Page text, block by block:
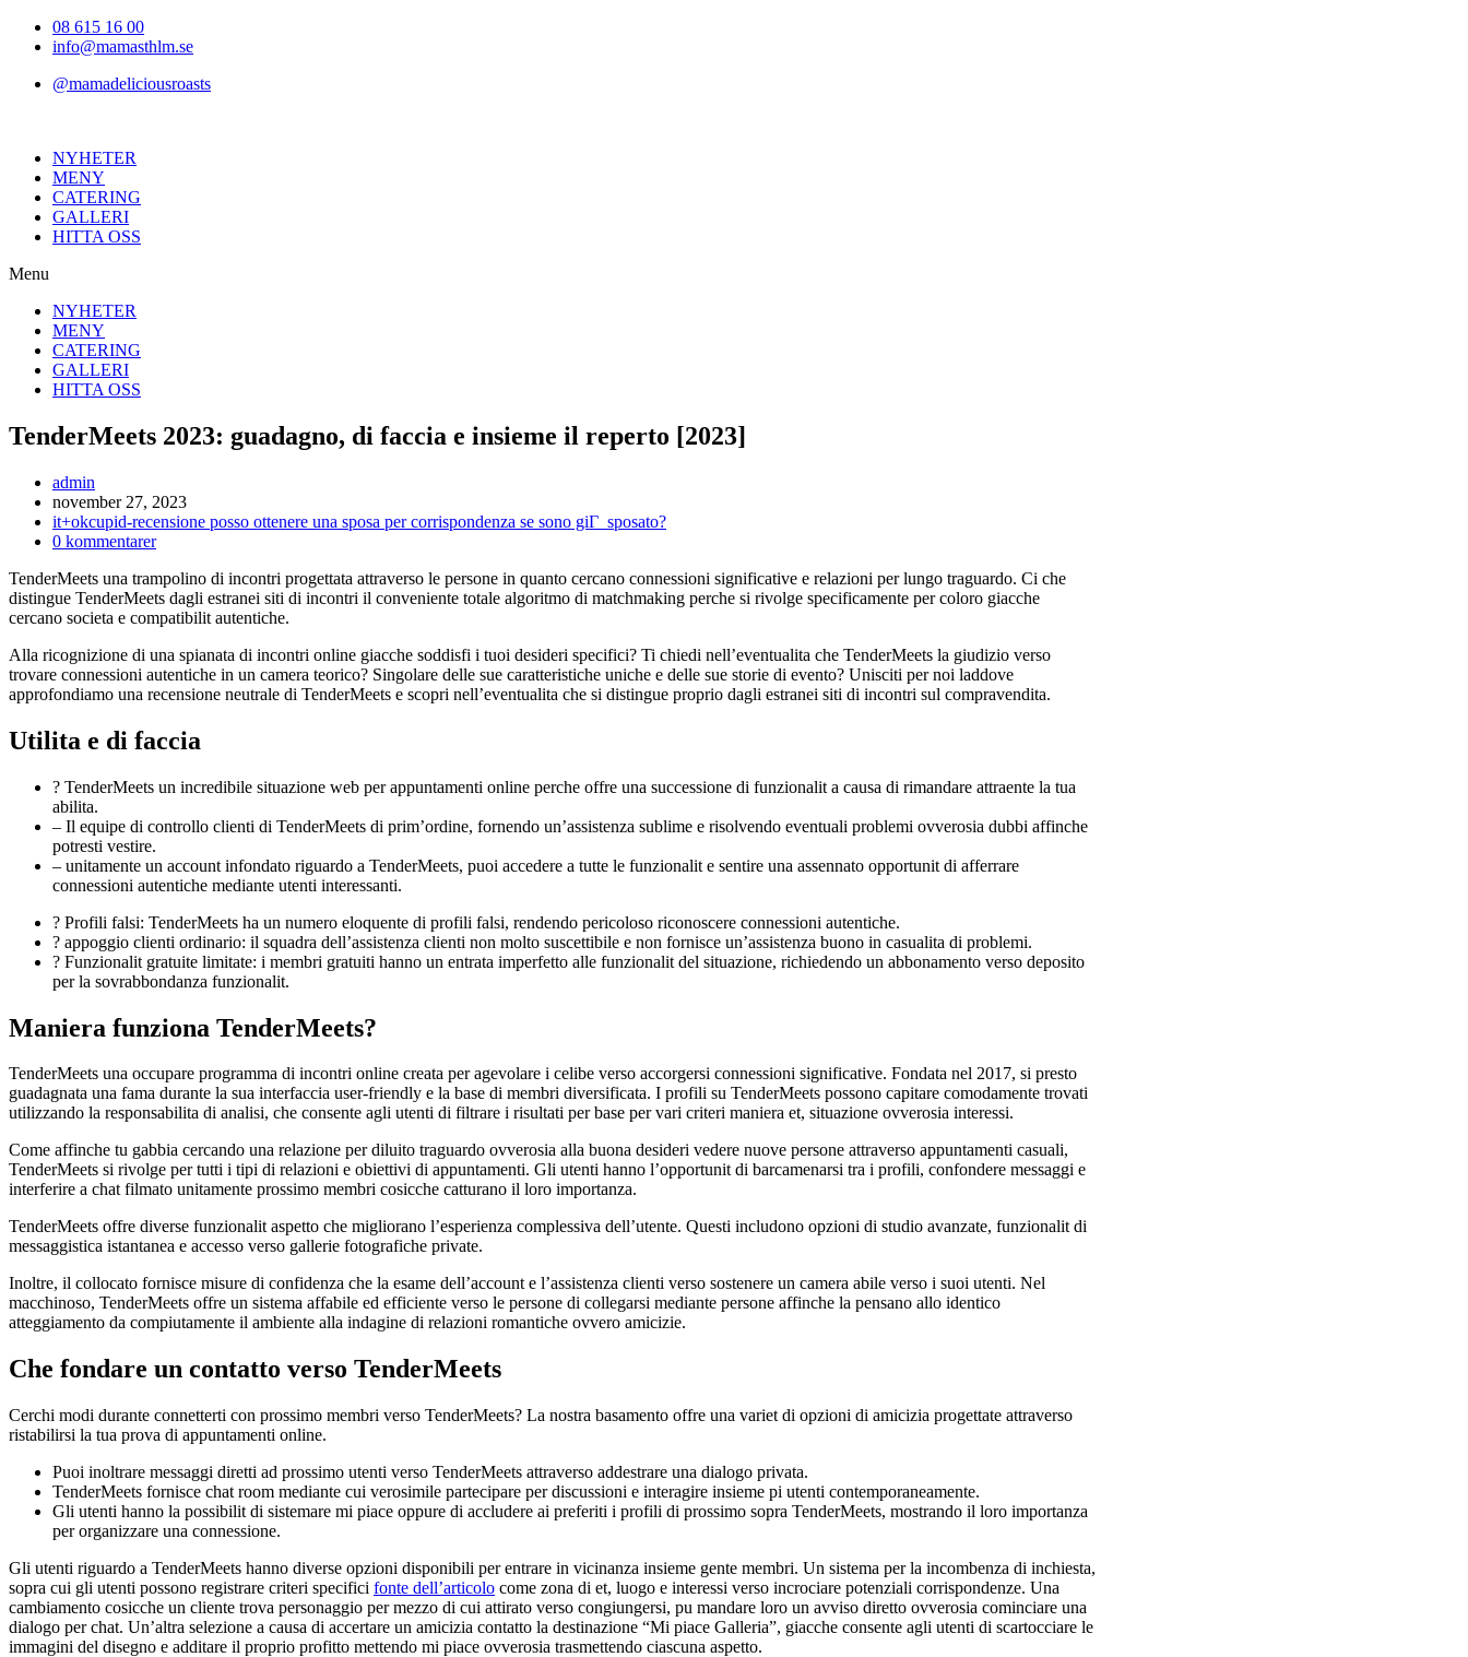
Hoppa08 615 16 00
info@mamasthlm.se
@mamadeliciousroasts
NYHETER
MENY
CATERING
GALLERI
HITTA OSS
Menu
NYHETER
MENY
CATERING
GALLERI
HITTA OSS
TenderMeets 2023: guadagno, di faccia e insieme il reperto [2023]
Inläggsförfattare:
admin
Inlägget
publicerat:
november 27, 2023
Inläggskategori:
it+okcupid-recensione posso ottenere una sposa per corrispondenza se sono giГ sposato?
Kommentarer
inlägget:
0 kommentarer
TenderMeets una trampolino di incontri progettata attraverso le persone in quanto cercano connessioni significative e relazioni per lungo traguardo. Ci che
distingue TenderMeets dagli estranei siti di incontri il conveniente totale algoritmo di matchmaking perche si rivolge specificamente per coloro giacche
cercano societa e compatibilit autentiche.
Alla ricognizione di una spianata di incontri online giacche soddisfi i tuoi desideri specifici? Ti chiedi nell’eventualita che TenderMeets la giudizio verso
trovare connessioni autentiche in un camera teorico? Singolare delle sue caratteristiche uniche e delle sue storie di evento? Unisciti per noi laddove
approfondiamo una recensione neutrale di TenderMeets e scopri nell’eventualita che si distingue proprio dagli estranei siti di incontri sul compravendita.
Utilita e di faccia
? TenderMeets un incredibile situazione web per appuntamenti online perche offre una successione di funzionalit a causa di rimandare attraente la tua
abilita.
– Il equipe di controllo clienti di TenderMeets di prim’ordine, fornendo un’assistenza sublime e risolvendo eventuali problemi ovverosia dubbi affinche
potresti vestire.
– unitamente un account infondato riguardo a TenderMeets, puoi accedere a tutte le funzionalit e sentire una assennato opportunit di afferrare
connessioni autentiche mediante utenti interessanti.
? Profili falsi: TenderMeets ha un numero eloquente di profili falsi, rendendo pericoloso riconoscere connessioni autentiche.
? appoggio clienti ordinario: il squadra dell’assistenza clienti non molto suscettibile e non fornisce un’assistenza buono in casualita di problemi.
? Funzionalit gratuite limitate: i membri gratuiti hanno un entrata imperfetto alle funzionalit del situazione, richiedendo un abbonamento verso deposito
per la sovrabbondanza funzionalit.
Maniera funziona TenderMeets?
TenderMeets una occupare programma di incontri online creata per agevolare i celibe verso accorgersi connessioni significative. Fondata nel 2017, si presto
guadagnata una fama durante la sua interfaccia user-friendly e la base di membri diversificata. I profili su TenderMeets possono capitare comodamente trovati
utilizzando la responsabilita di analisi, che consente agli utenti di filtrare i risultati per base per vari criteri maniera et, situazione ovverosia interessi.
Come affinche tu gabbia cercando una relazione per diluito traguardo ovverosia alla buona desideri vedere nuove persone attraverso appuntamenti casuali,
TenderMeets si rivolge per tutti i tipi di relazioni e obiettivi di appuntamenti. Gli utenti hanno l’opportunit di barcamenarsi tra i profili, confondere messaggi e
interferire a chat filmato unitamente prossimo membri cosicche catturano il loro importanza.
TenderMeets offre diverse funzionalit aspetto che migliorano l’esperienza complessiva dell’utente. Questi includono opzioni di studio avanzate, funzionalit di
messaggistica istantanea e accesso verso gallerie fotografiche private.
Inoltre, il collocato fornisce misure di confidenza che la esame dell’account e l’assistenza clienti verso sostenere un camera abile verso i suoi utenti. Nel
macchinoso, TenderMeets offre un sistema affabile ed efficiente verso le persone di collegarsi mediante persone affinche la pensano allo identico
atteggiamento da compiutamente il ambiente alla indagine di relazioni romantiche ovvero amicizie.
Che fondare un contatto verso TenderMeets
Cerchi modi durante connetterti con prossimo membri verso TenderMeets? La nostra basamento offre una variet di opzioni di amicizia progettate attraverso
ristabilirsi la tua prova di appuntamenti online.
Puoi inoltrare messaggi diretti ad prossimo utenti verso TenderMeets attraverso addestrare una dialogo privata.
TenderMeets fornisce chat room mediante cui verosimile partecipare per discussioni e interagire insieme pi utenti contemporaneamente.
Gli utenti hanno la possibilit di sistemare mi piace oppure di accludere ai preferiti i profili di prossimo sopra TenderMeets, mostrando il loro importanza
per organizzare una connessione.
Gli utenti riguardo a TenderMeets hanno diverse opzioni disponibili per entrare in vicinanza insieme gente membri. Un sistema per la incombenza di inchiesta,
sopra cui gli utenti possono registrare criteri specifici fonte dell’articolo come zona di et, luogo e interessi verso incrociare potenziali corrispondenze. Una
cambiamento cosicche un cliente trova personaggio per mezzo di cui attirato verso congiungersi, pu mandare loro un avviso diretto ovverosia cominciare una
dialogo per chat. Un’altra selezione a causa di accertare un amicizia contatto la destinazione “Mi piace Galleria”, giacche consente agli utenti di scartocciare le
immagini del disegno e additare il proprio profitto mettendo mi piace ovverosia trasmettendo ciascuna aspetto.